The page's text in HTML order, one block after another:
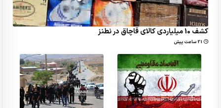
کشف 10 میلیاردی کالای قاچاق در نطنز
21 ساعت پیش